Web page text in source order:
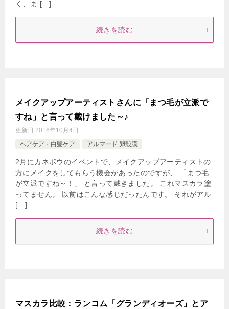
く、ま […]
続きを読む
メイクアップアーティストさんに「まつ毛が立派で
すね」と言って戴けました～♪
更新日:2016年10月4日
ヘアケア・白髪ケア
アルマード 卵殻膜
2月にカネボウのイベントで、メイクアップアーティストの
方にメイクをしてもらう機会があったのですが、 「まつ毛
が立派ですね～！」 と言って戴きました。 これマスカラ塗
ってません。 以前はこんな感じだったんです。 それがアル
[…]
続きを読む
マスカラ比較：ランコム「グランディオーズ」とア